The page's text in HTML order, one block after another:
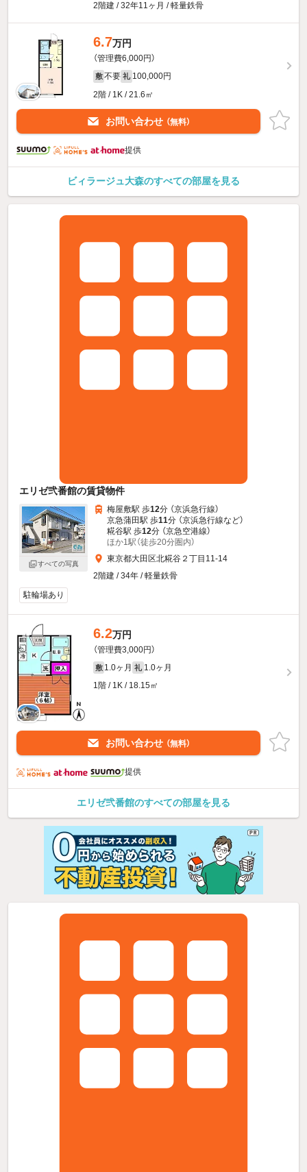
2階建 / 32年11ヶ月 / 軽量鉄骨
6.7万円
（管理費6,000円）
敷 不要 礼 100,000円
2階 / 1K / 21.6㎡
お問い合わせ （無料）
提供
ビィラージュ大森のすべての部屋を見る
エリゼ弐番館の賃貸物件
すべての写真
梅屋敷駅 歩12分 （京浜急行線）
京急蒲田駅 歩11分 （京浜急行線など）
糀谷駅 歩12分 （京急空港線）
ほか1駅（徒歩20分圏内）
東京都大田区北糀谷２丁目11-14
2階建 / 34年 / 軽量鉄骨
駐輪場あり
6.2万円
（管理費3,000円）
敷 1.0ヶ月 礼 1.0ヶ月
1階 / 1K / 18.15㎡
お問い合わせ （無料）
提供
エリゼ弐番館のすべての部屋を見る